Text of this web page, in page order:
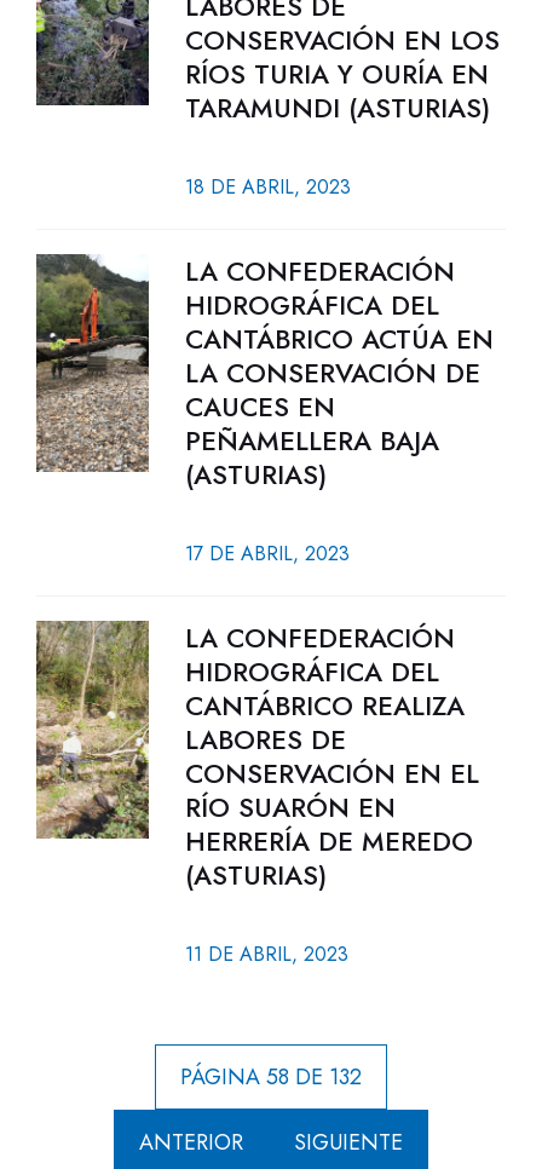
CONSERVACIÓN EN LOS
RÍOS TURIA Y OURÍA EN
TARAMUNDI (ASTURIAS)
18 DE ABRIL, 2023
LA CONFEDERACIÓN
HIDROGRÁFICA DEL
CANTÁBRICO ACTÚA EN
LA CONSERVACIÓN DE
CAUCES EN
PEÑAMELLERA BAJA
(ASTURIAS)
17 DE ABRIL, 2023
LA CONFEDERACIÓN
HIDROGRÁFICA DEL
CANTÁBRICO REALIZA
LABORES DE
CONSERVACIÓN EN EL
RÍO SUARÓN EN
HERRERÍA DE MEREDO
(ASTURIAS)
11 DE ABRIL, 2023
PÁGINA 58 DE 132
ANTERIOR SIGUIENTE